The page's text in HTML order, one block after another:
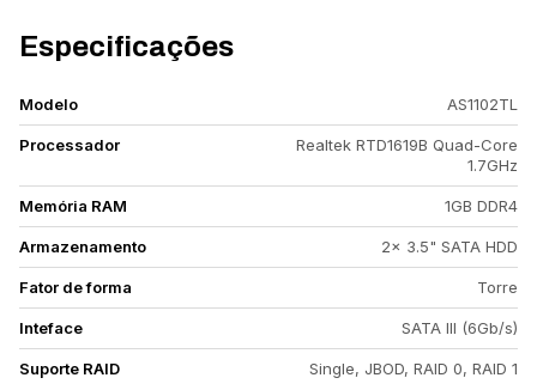
Especificações
Modelo AS1102TL
Processador
Realtek RTD1619B Quad-Core
1.7GHz
Memória RAM 1GB DDR4
Armazenamento 2x 3.5" SATA HDD
Fator de forma Torre
Inteface SATA III (6Gb/s)
Suporte RAID Single, JBOD, RAID 0, RAID 1